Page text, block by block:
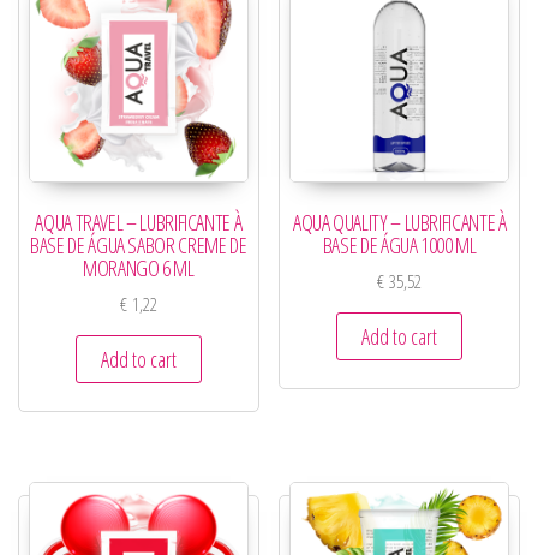
AQUA TRAVEL – LUBRIFICANTE À
BASE DE ÁGUA SABOR CREME DE
MORANGO 6 ML
€1,22
Add to cart
AQUA QUALITY – LUBRIFICANTE À
BASE DE ÁGUA 1000 ML
€35,52
Add to cart